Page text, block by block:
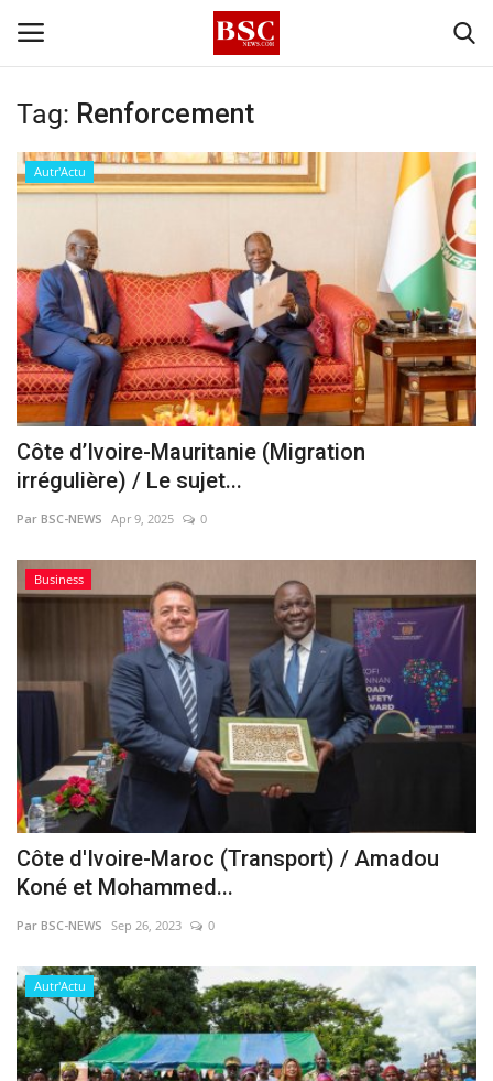
Accueil
A propos
Signature
Témoignage
Business
Culture
Sublimes cerveaux
Sport
Autr'Actu
Tag: Renforcement
Autr'Actu
Côte d’Ivoire-Mauritanie (Migration
irrégulière) / Le sujet...
Par BSC-NEWS Apr 9, 2025 0
Business
Côte d'Ivoire-Maroc (Transport) / Amadou
Koné et Mohammed...
Par BSC-NEWS Sep 26, 2023 0
Autr'Actu